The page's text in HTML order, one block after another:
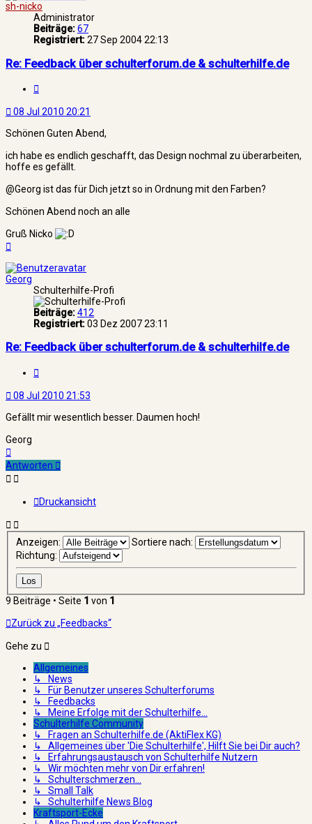
sh-nicko
Administrator
Beiträge:67
Registriert:27 Sep 2004 22:13
Re: Feedback über schulterforum.de & schulterhilfe.de
08 Jul 2010 20:21
Schönen Guten Abend,
ich habe es endlich geschafft, das Design nochmal zu überarbeiten,
hoffe es gefällt.
@Georg ist das für Dich jetzt so in Ordnung mit den Farben?
Schönen Abend noch an alle
Gruß Nicko
Georg
Schulterhilfe-Profi
Beiträge:412
Registriert:03 Dez 2007 23:11
Re: Feedback über schulterforum.de & schulterhilfe.de
08 Jul 2010 21:53
Gefällt mir wesentlich besser. Daumen hoch!
Georg
oben
Antworten
Druckansicht
Anzeigen:
Sortiere nach:
Richtung:
9 Beiträge • Seite 1 von 1
Zurück zu „Feedbacks“
Gehe zu
Allgemeines
↳ News
↳ Für Benutzer unseres Schulterforums
↳ Feedbacks
↳ Meine Erfolge mit der Schulterhilfe...
Schulterhilfe Community
↳ Fragen an Schulterhilfe.de (AktiFlex KG)
↳ Allgemeines über 'Die Schulterhilfe', Hilft Sie bei Dir auch?
↳ Erfahrungsaustausch von Schulterhilfe Nutzern
↳ Wir möchten mehr von Dir erfahren!
↳ Schulterschmerzen...
↳ Small Talk
↳ Schulterhilfe News Blog
Kraftsport-Ecke